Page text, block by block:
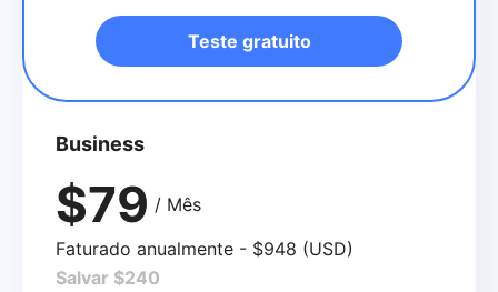
Teste gratuito
Business
$79 / Mês
Faturado anualmente - $948 (USD)
Salvar $240